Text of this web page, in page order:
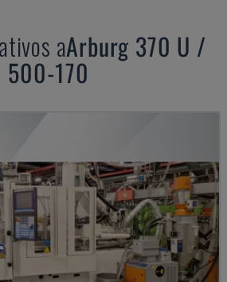
aArburg 370 U /
500-170